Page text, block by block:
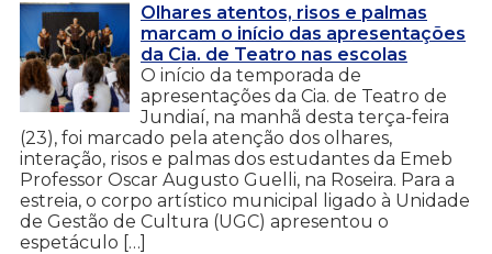
Olhares atentos, risos e palmas
marcam o início das apresentações
da Cia. de Teatro nas escolas
O início da temporada de
apresentações da Cia. de Teatro de
Jundiaí, na manhã desta terça-feira
(23), foi marcado pela atenção dos olhares,
interação, risos e palmas dos estudantes da Emeb
Professor Oscar Augusto Guelli, na Roseira. Para a
estreia, o corpo artístico municipal ligado à Unidade
de Gestão de Cultura (UGC) apresentou o
espetáculo […]